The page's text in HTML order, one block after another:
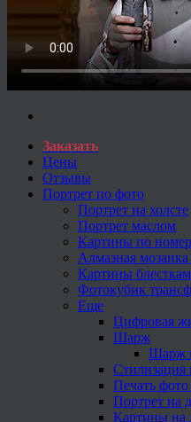
Заказать
Цены
Отзывы
Портрет по фото
Портрет на холсте
Портрет маслом
Картины по
Алмазная
Картины
Фотокубик
Еще
Цифровая
Шарж
Шарж
Стилизация
Печать фото
Портрет на
Картины на